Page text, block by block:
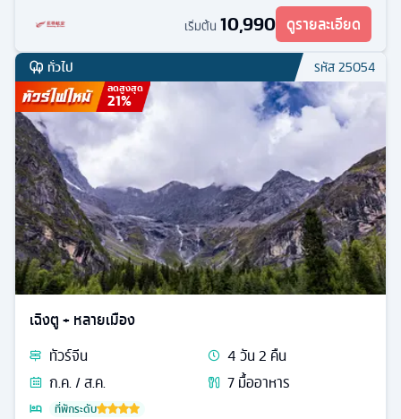
เริ่มต้น 10,990 ดูรายละเอียด
ทั่วไป รหัส25054
ลดสูงสุด
21%
เฉิงตู + หลายเมือง
ทัวร์จีน 4วัน2 คืน
ก.ค. / ส.ค.
7มื้ออาหาร
ที่พักระดับ